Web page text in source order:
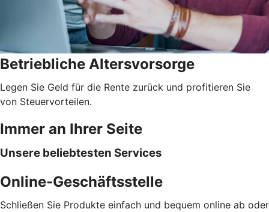
Betriebliche Altersvorsorge
Legen Sie Geld für die Rente zurück und profitieren Sie
von Steuervorteilen.
Immer an Ihrer Seite
Unsere beliebtesten Services
Online-Geschäftsstelle
Schließen Sie Produkte einfach und bequem online ab oder